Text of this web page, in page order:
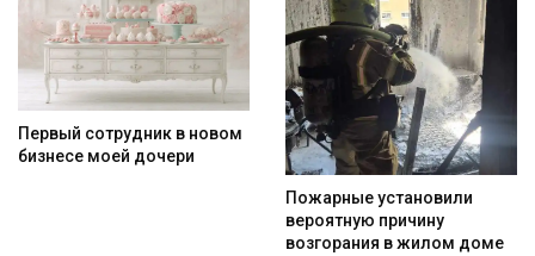
Первый сотрудник в новом
бизнесе моей дочери
Пожарные установили
вероятную причину
возгорания в жилом доме